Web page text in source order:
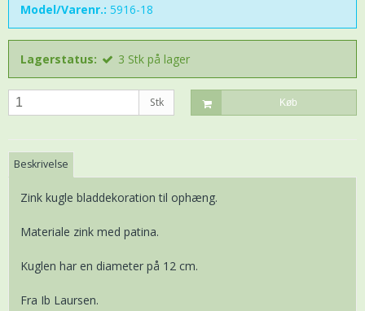
Model/Varenr.: 5916-18
Lagerstatus: 3 Stk på lager
Stk Køb
Beskrivelse
Zink kugle bladdekoration til ophæng.
Materiale zink med patina.
Kuglen har en diameter på 12 cm.
Fra Ib Laursen.